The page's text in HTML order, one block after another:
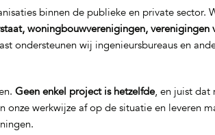
binnen de publieke en private sector.
woningbouwverenigingen, verenigingen
ondersteunen wij ingenieursbureaus en
Geen enkel project is hetzelfde, en juist dat
onze werkwijze af op de situatie en leveren